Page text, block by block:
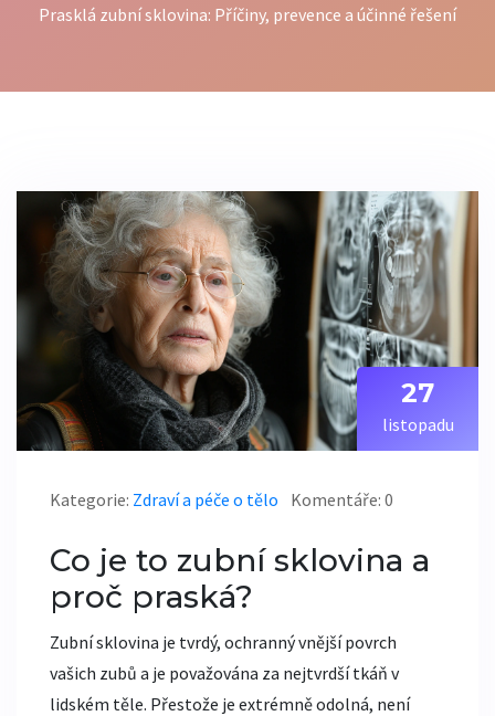
Prasklá zubní sklovina: Příčiny, prevence a účinné řešení
27
listopadu
Kategorie: Zdraví a péče o tělo Komentáře: 0
Co je to zubní sklovina a
proč praská?
Zubní sklovina je tvrdý, ochranný vnější povrch
vašich zubů a je považována za nejtvrdší tkáň v
lidském těle. Přestože je extrémně odolná, není